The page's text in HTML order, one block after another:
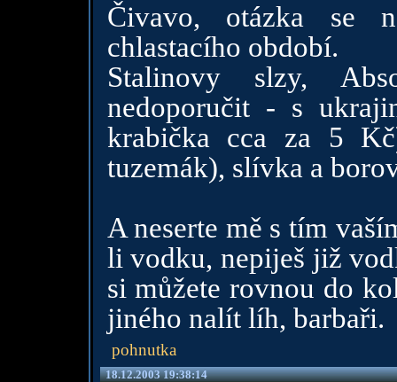
Čivavo, otázka se
chlastacího období.
Stalinovy slzy,
nedoporučit - s
krabička cca za 5
tuzemák), slívka a
A neserte mě s tím
li vodku, nepiješ již
si můžete rovnou do
jiného nalít líh, barbaři.
pohnutka
18.12.2003 19:38:14